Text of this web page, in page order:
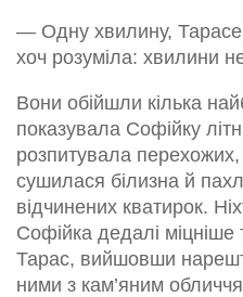
— Одну хвилину,
хоч розуміла: хвилини
Вони обійшли кілька
показувала Софійку
розпитувала
сушилася білизна й
відчинених кватирок.
Софійка дедалі міцніше
Тарас, вийшовши
ними з кам’яним